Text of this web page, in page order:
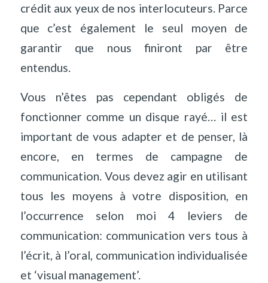
crédit aux yeux de nos interlocuteurs. Parce
que c’est également le seul moyen de
garantir que nous finiront par être
entendus.
Vous n’êtes pas cependant obligés de
fonctionner comme un disque rayé… il est
important de vous adapter et de penser, là
encore, en termes de campagne de
communication. Vous devez agir en utilisant
tous les moyens à votre disposition, en
l’occurrence selon moi 4 leviers de
communication: communication vers tous à
l’écrit, à l’oral, communication individualisée
et ‘visual management’.